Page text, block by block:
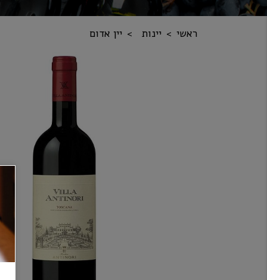
ראשי יינות יין אדום